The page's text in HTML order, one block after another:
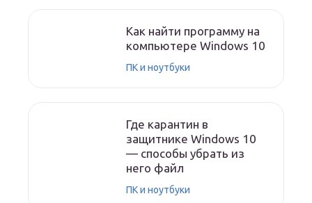
Как найти программу на
компьютере Windows 10
ПК и ноутбуки
Где карантин в
защитнике Windows 10
— способы убрать из
него файл
ПК и ноутбуки